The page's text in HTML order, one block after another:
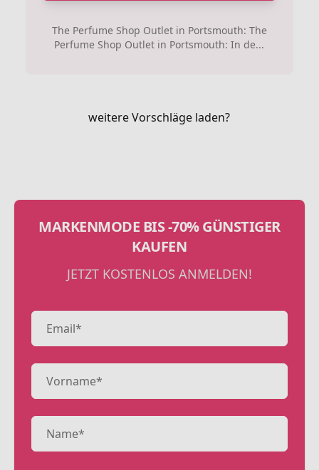
The Perfume Shop Outlet in Portsmouth: The
Perfume Shop Outlet in Portsmouth: In de...
weitere Vorschläge laden?
MARKENMODE BIS -70% GÜNSTIGER
KAUFEN
JETZT KOSTENLOS ANMELDEN!